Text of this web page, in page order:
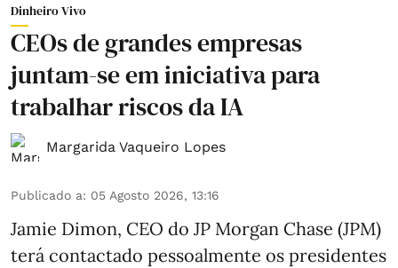
Dinheiro Vivo
CEOs de grandes empresas
juntam-se em iniciativa para
trabalhar riscos da IA
Margarida Vaqueiro Lopes
Publicado a: 05 Agosto 2026, 13:16
Jamie Dimon, CEO do JP Morgan Chase (JPM)
terá contactado pessoalmente os presidentes